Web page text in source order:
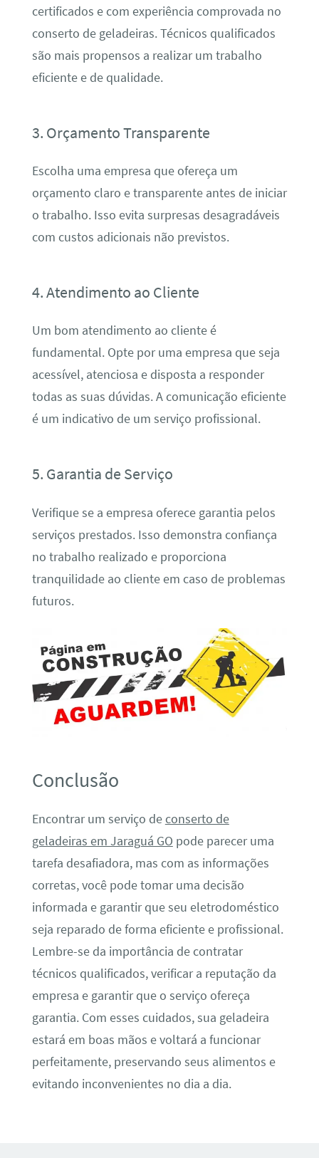
certificados e com experiência comprovada no
conserto de geladeiras. Técnicos qualificados
são mais propensos a realizar um trabalho
eficiente e de qualidade.
3. Orçamento Transparente
Escolha uma empresa que ofereça um
orçamento claro e transparente antes de iniciar
o trabalho. Isso evita surpresas desagradáveis
com custos adicionais não previstos.
4. Atendimento ao Cliente
Um bom atendimento ao cliente é
fundamental. Opte por uma empresa que seja
acessível, atenciosa e disposta a responder
todas as suas dúvidas. A comunicação eficiente
é um indicativo de um serviço profissional.
5. Garantia de Serviço
Verifique se a empresa oferece garantia pelos
serviços prestados. Isso demonstra confiança
no trabalho realizado e proporciona
tranquilidade ao cliente em caso de problemas
futuros.
Conclusão
Encontrar um serviço deconserto de
geladeiras em Jaraguá GO pode parecer uma
tarefa desafiadora, mas com as informações
corretas, você pode tomar uma decisão
informada e garantir que seu eletrodoméstico
seja reparado de forma eficiente e profissional.
Lembre-se da importância de contratar
técnicos qualificados, verificar a reputação da
empresa e garantir que o serviço ofereça
garantia. Com esses cuidados, sua geladeira
estará em boas mãos e voltará a funcionar
perfeitamente, preservando seus alimentos e
evitando inconvenientes no dia a dia.